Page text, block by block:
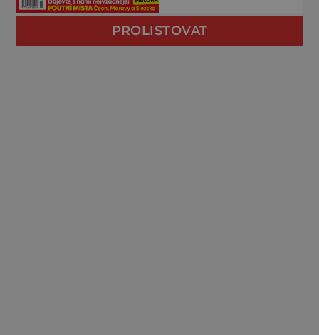
PROLISTOVAT